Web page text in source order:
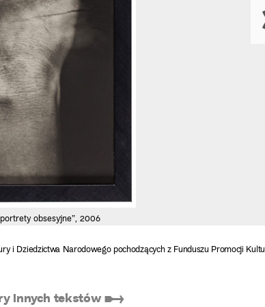
obsesyjne”, 2006
i Dziedzictwa Narodowego pochodzących z Funduszu Promocji
innych tekstów ➸